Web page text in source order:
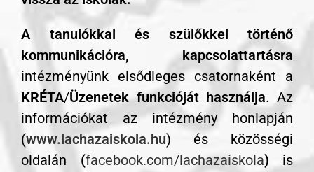
A tanulókkal és szülőkkel történő
kommunikációra, kapcsolattartásra
intézményünk elsődleges csatornaként a
KRÉTA/Üzenetek funkcióját használja. Az
információkat az intézmény honlapján
(www.lachazaiskola.hu) és közösségi
oldalán (facebook.com/lachazaiskola) is